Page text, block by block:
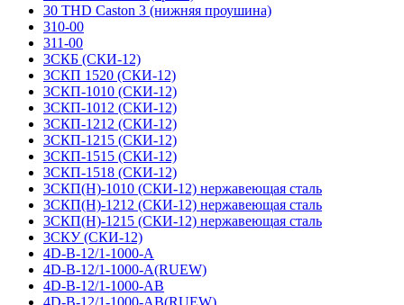
30 THD Caston 3 (нижняя проушина)
310-00
311-00
3СКБ (СКИ-12)
3СКП 1520 (СКИ-12)
3СКП-1010 (СКИ-12)
3СКП-1012 (СКИ-12)
3СКП-1212 (СКИ-12)
3СКП-1215 (СКИ-12)
3СКП-1515 (СКИ-12)
3СКП-1518 (СКИ-12)
3СКП(Н)-1010 (СКИ-12) нержавеющая сталь
3СКП(Н)-1212 (СКИ-12) нержавеющая сталь
3СКП(Н)-1215 (СКИ-12) нержавеющая сталь
3СКУ (СКИ-12)
4D-B-12/1-1000-A
4D-B-12/1-1000-A(RUEW)
4D-B-12/1-1000-AB